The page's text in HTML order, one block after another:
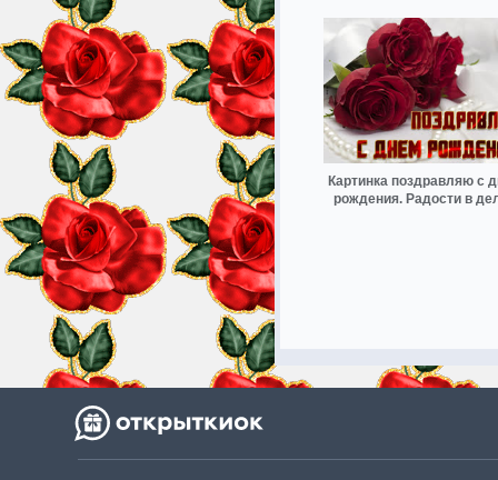
Картинка поздравляю с
рождения. Радости в